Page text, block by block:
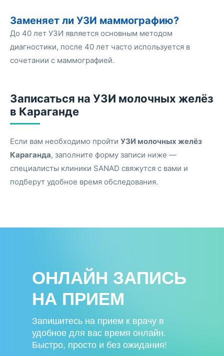
Заменяет ли УЗИ маммографию?
До 40 лет УЗИ является основным методом
диагностики, после 40 лет часто используется в
сочетании с маммографией.
Записаться на УЗИ молочных желёз
в Караганде
Если вам необходимо пройти УЗИ молочных желёз
Караганда, заполните форму записи ниже —
специалисты клиники SANAD свяжутся с вами и
подберут удобное время обследования.
ОНЛАЙН ЗАПИСЬ
НА ПРИЕМ
Запишитесь на прием к врачу в
удобное для вас время онлайн.
Быстро, просто и без ожидания!